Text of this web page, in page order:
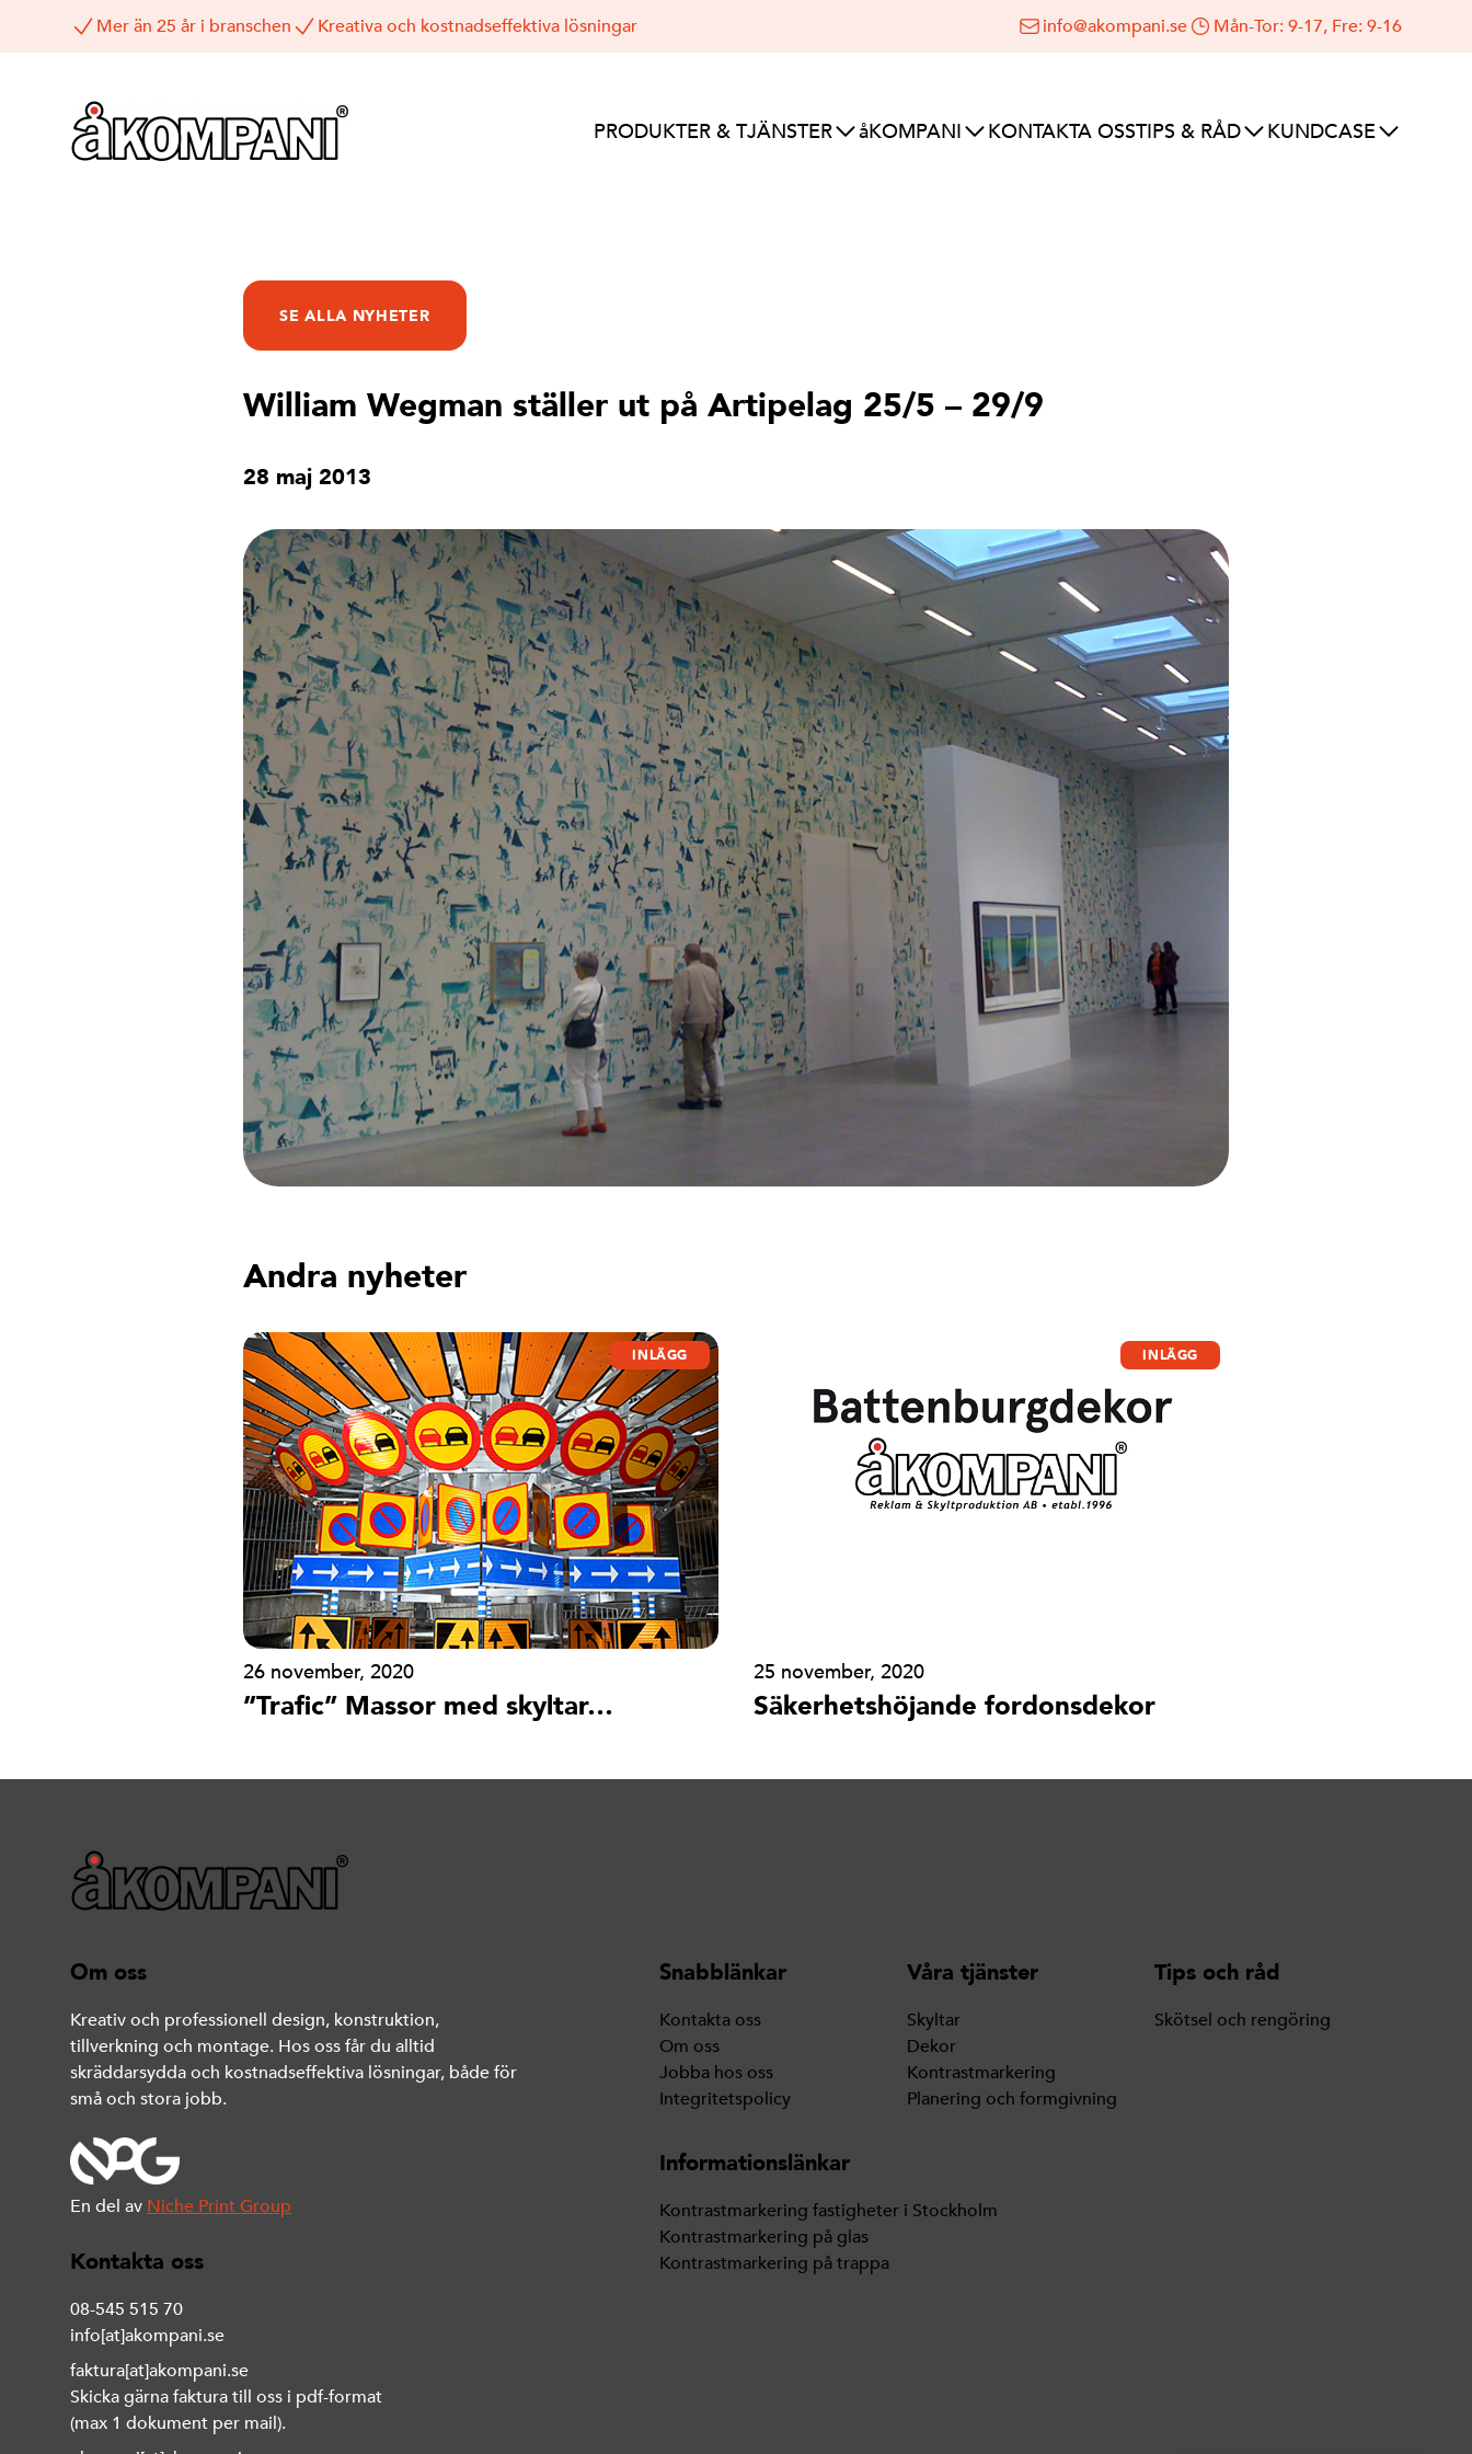
Mer än 25 år i branschen Kreativa och kostnadseffektiva lösningar info@akompani.se Mån-Tor: 9-17, Fre: 9-16
PRODUKTER & TJÄNSTER åKOMPANI KONTAKTA OSSTIPS & RÅD KUNDCASE
SE ALLA NYHETER
William Wegman ställer ut på Artipelag 25/5 – 29/9
28 maj 2013
Andra nyheter
INLÄGG
26 november, 2020
”Trafic” Massor med skyltar…
INLÄGG
25 november, 2020
Säkerhetshöjande fordonsdekor
Om oss
Kreativ och professionell design, konstruktion,
tillverkning och montage. Hos oss får du alltid
skräddarsydda och kostnadseffektiva lösningar, både för
små och stora jobb.
En del av Niche Print Group
Kontakta oss
08-545 515 70
info[at]akompani.se
faktura[at]akompani.se
Skicka gärna faktura till oss i pdf-format
(max 1 dokument per mail).
Snabblänkar
Kontakta oss
Om oss
Jobba hos oss
Integritetspolicy
Våra tjänster
Skyltar
Dekor
Kontrastmarkering
Planering och formgivning
Tips och råd
Skötsel och rengöring
Informationslänkar
Kontrastmarkering fastigheter i Stockholm
Kontrastmarkering på glas
Kontrastmarkering på trappa